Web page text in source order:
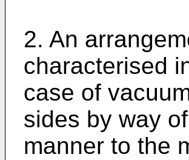
2. An
characterised
case of
sides by way
manner to the